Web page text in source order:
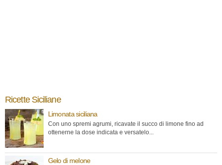
Ricette Siciliane
Limonata siciliana
Con uno spremi agrumi, ricavate il succo di limone fino ad
ottenerne la dose indicata e versatelo...
Gelo di melone